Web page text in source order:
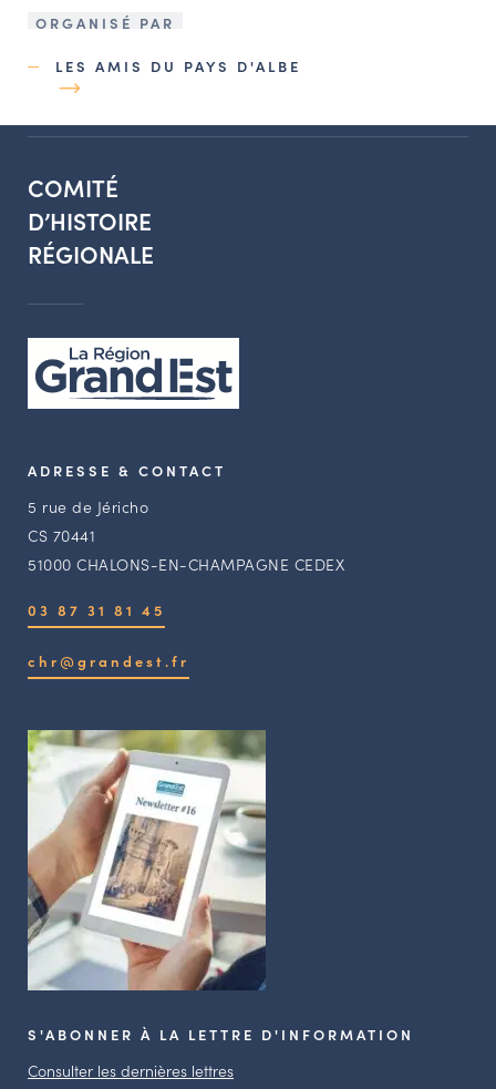
ORGANISÉ PAR
LES AMIS DU PAYS D'ALBE
COMITÉ
D’HISTOIRE
RÉGIONALE
ADRESSE & CONTACT
5 rue de Jéricho
CS 70441
51000 CHALONS-EN-CHAMPAGNE CEDEX
03 87 31 81 45
chr@grandest.fr
S'ABONNER À LA LETTRE D'INFORMATION
Consulter les dernières lettres